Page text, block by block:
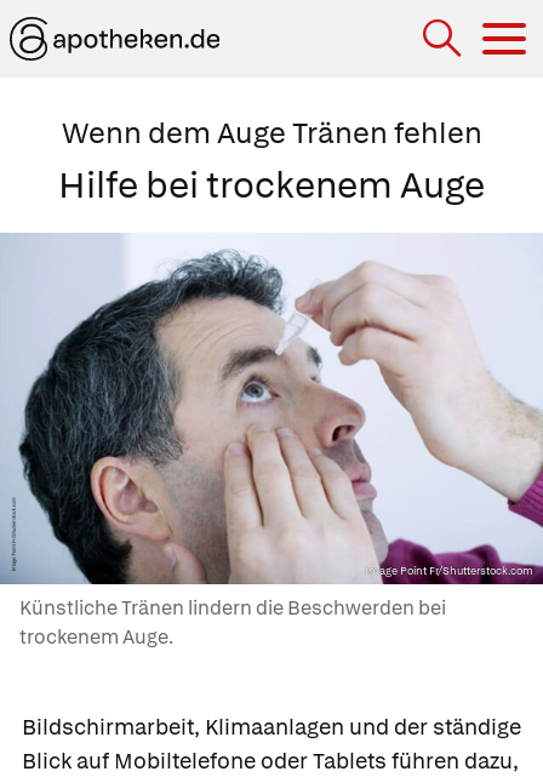
Wenn dem Auge Tränen fehlen
Hilfe bei trockenem Auge
Image Point Fr/Shutterstock.com
Künstliche Tränen lindern die Beschwerden bei
trockenem Auge.
Bildschirmarbeit, Klimaanlagen und der ständige
Blick auf Mobiltelefone oder Tablets führen dazu,